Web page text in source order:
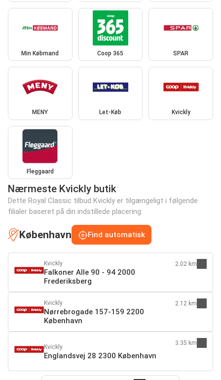
Min Købmand Coop 365 SPAR
MENY Let-Køb Kvickly
Fleggaard
Nærmeste Kvickly butik
Dette Royal Classic tilbud Kvickly er tilgængeligt i følgende
filialer baseret på din indstillede placering:
København Find automatisk
Kvickly
Falkoner Alle 90 - 94 2000
Frederiksberg
2.02 km
Kvickly
Nørrebrogade 157-159 2200
København
2.12 km
Kvickly
Englandsvej 28 2300 København
3.35 km